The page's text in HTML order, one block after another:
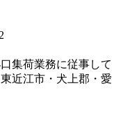
集荷業務に従事して
近江市・犬上郡・愛